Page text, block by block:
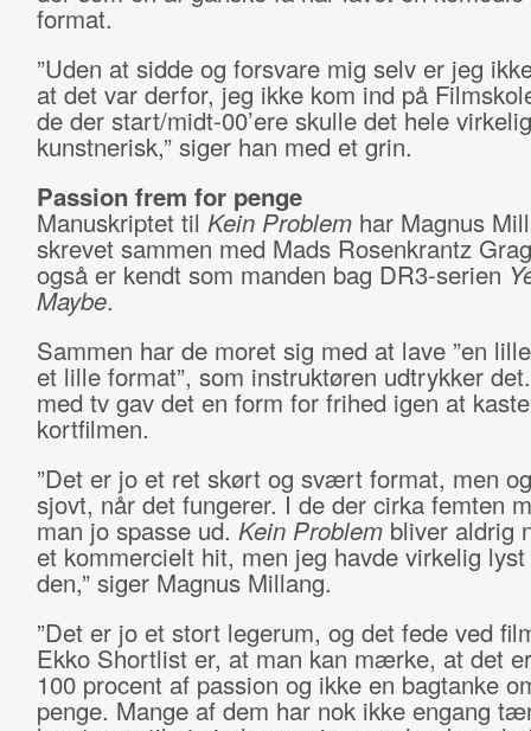
format.
”Uden at sidde og forsvare mig selv er jeg
at det var derfor, jeg ikke kom ind på
de der start/midt-00’ere skulle det hele
kunstnerisk,” siger han med et grin.
Passion frem for penge
Manuskriptet til Kein Problem har Magnus
skrevet sammen med Mads Rosenkrantz
også er kendt som manden bag DR3-serien
Maybe.
Sammen har de moret sig med at lave ”en
et lille format”, som instruktøren udtrykker
med tv gav det en form for frihed igen at
kortfilmen.
”Det er jo et ret skørt og svært format, men
sjovt, når det fungerer. I de der cirka femten
man jo spasse ud. Kein Problembliver aldrig
et kommercielt hit, men jeg havde virkelig
den,” siger Magnus Millang.
”Det er jo et stort legerum, og det fede ved
Ekko Shortlist er, at man kan mærke, at det
100 procent af passion og ikke en bagtanke
penge. Mange af dem har nok ikke engang